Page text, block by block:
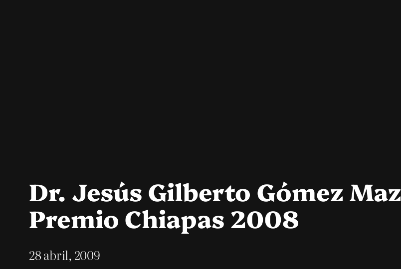
Dr. Jesús Gilberto Gómez
Premio Chiapas 2008
28 abril, 2009